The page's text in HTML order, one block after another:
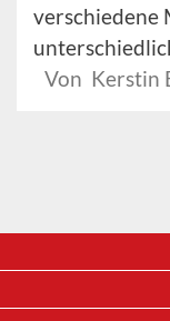
verschiedene
Von Kerstin